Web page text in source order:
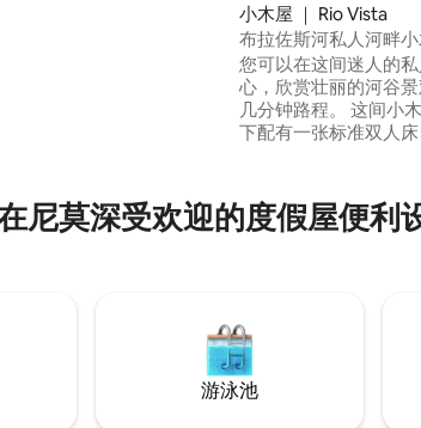
小木屋 ｜ Rio Vista
布拉佐斯河私人河畔
您可以在这间迷人的
心，欣赏壮丽的河谷
几分钟路程。 这间小木屋可供4人入住，楼
下配有一张标准双人
的钓竿、船或皮划艇
公园，享受河流的宁静。 距离沃
尼莫深受欢迎的度假屋便利
游泳池